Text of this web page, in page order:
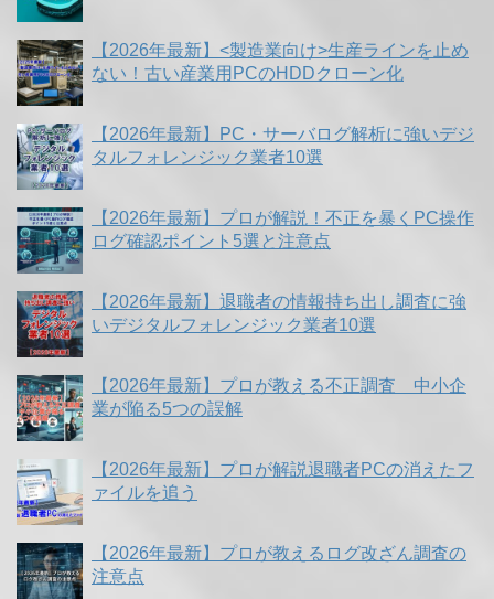
【2026年最新】<製造業向け>生産ラインを止め
ない！古い産業用PCのHDDクローン化
【2026年最新】PC・サーバログ解析に強いデジ
タルフォレンジック業者10選
【2026年最新】プロが解説！不正を暴くPC操作
ログ確認ポイント5選と注意点
【2026年最新】退職者の情報持ち出し調査に強
いデジタルフォレンジック業者10選
【2026年最新】プロが教える不正調査 中小企
業が陥る5つの誤解
【2026年最新】プロが解説退職者PCの消えたフ
ァイルを追う
【2026年最新】プロが教えるログ改ざん調査の
注意点